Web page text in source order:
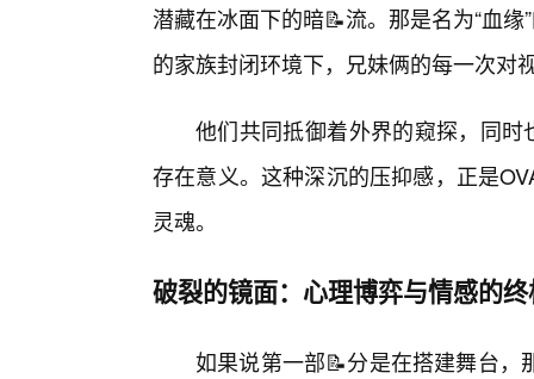
潜藏在冰面下的暗📝流。那是名为“血
的家族封闭环境下，兄妹俩的每一次对
他们共同抵御着外界的窥探，同时
存在意义。这种深沉的压抑感，正是
灵魂。
破裂的镜面：心理博弈与情感的
如果说第一部📝分是在搭建舞台，